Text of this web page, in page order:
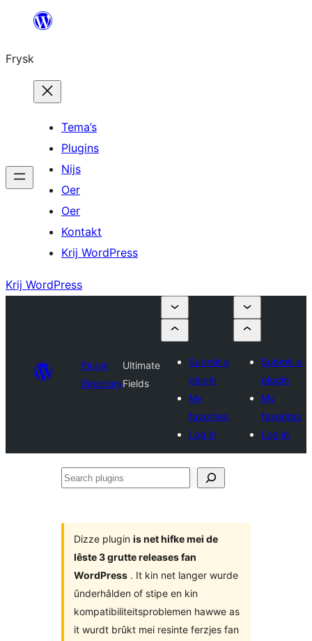
Fierder
ynhâld
Frysk
Tema’s
Plugins
Nijs
Oer
Oer
Kontakt
Krij WordPress
Krij WordPress
Plugin
Directory
Ultimate
Fields
Submit a
plugin
My
favorites
Log in
Submit a
plugin
My
favorites
Log in
Search
Dizze plugin is net hifke mei de
lêste 3 grutte releases fan
WordPress . It kin net langer wurde
ûnderhâlden of stipe en kin
kompatibiliteitsproblemen hawwe as
it wurdt brûkt mei resinte ferzjes fan